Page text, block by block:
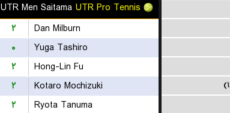
UTR Pro Tennis
UTR Men Saitama
Dan Milburn
۲
Yuga Tashiro
۰
Hong-Lin Fu
۲
Kotaro Mochizuki
۲
Ryota Tanuma
۲